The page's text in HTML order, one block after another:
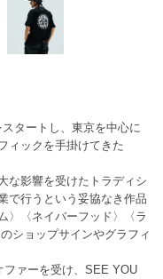
タートし、東京を中心に
ィックを手掛けてきた
な影響を受けたトラディシ
で行うという妥協なき作品
〉〈ネイバーフッド〉〈ラ
ショップサインやグラフィ
ファーを受け、SEE YOU